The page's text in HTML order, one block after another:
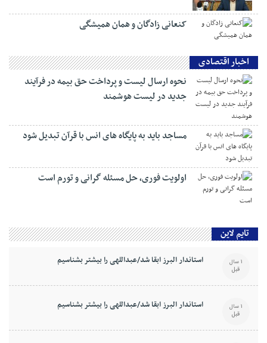
کنعانی زادگان و همان همیشگی
اخبار اقتصادی
نحوه ارسال لیست و پرداخت حق بیمه در فرآیند
جدید در لیست هوشمند
مساجد باید به پایگاه های انس با قرآن تبدیل شود
اولویت فوری، حل مسئله گرانی و تورم است
تایم لاین
استاندار البرز ابقا شد/عبداللهی را بیشتر بشناسیم 1 سال
قبل
استاندار البرز ابقا شد/عبداللهی را بیشتر بشناسیم 1 سال
قبل